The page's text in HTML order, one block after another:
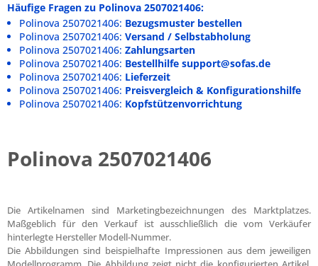
Häufige Fragen zu Polinova 2507021406:
Polinova 2507021406: Bezugsmuster bestellen
Polinova 2507021406: Versand / Selbstabholung
Polinova 2507021406: Zahlungsarten
Polinova 2507021406: Bestellhilfe support@sofas.de
Polinova 2507021406: Lieferzeit
Polinova 2507021406: Preisvergleich & Konfigurationshilfe
Polinova 2507021406: Kopfstützenvorrichtung
Polinova 2507021406
Die Artikelnamen sind Marketingbezeichnungen des Marktplatzes.
Maßgeblich für den Verkauf ist ausschließlich die vom Verkäufer
hinterlegte Hersteller Modell-Nummer.
Die Abbildungen sind beispielhafte Impressionen aus dem jeweiligen